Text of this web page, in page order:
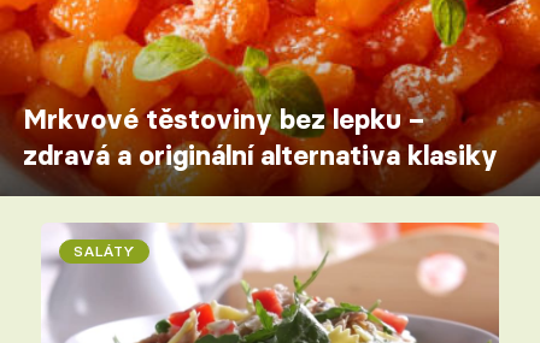
Mrkvové těstoviny bez lepku –
zdravá a originální alternativa klasiky
SALÁTY